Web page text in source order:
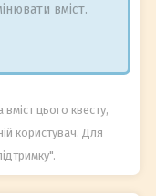
вміст.
вміст цього квесту,
користувач. Для